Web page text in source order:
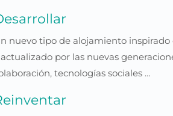
nuevo tipo de alojamiento inspirado
por las nuevas
tecnologías sociales …